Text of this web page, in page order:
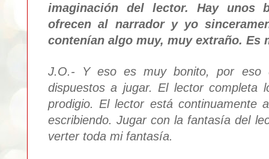
imaginación del lector. Hay unos
ofrecen al narrador y yo
contenían algo muy, muy extraño. Es
J.O.- Y eso es muybonito, por eso
dispuestos a jugar. El lector completa
prodigio. El lector está continuamente
escribiendo.Jugar con la fantasía del
verter toda mi fantasía.